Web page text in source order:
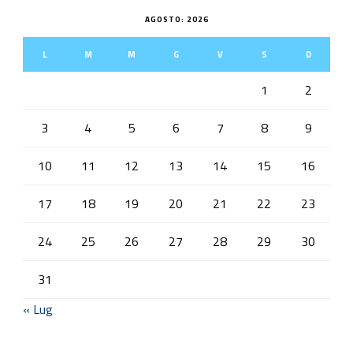
AGOSTO: 2026
L M M G V S D
1
2
3
4 5 6 7 8
9
10
11 12 13 14 15
16
17
18 19 20 21 22
23
24
25 26 27 28 29
30
31
« Lug